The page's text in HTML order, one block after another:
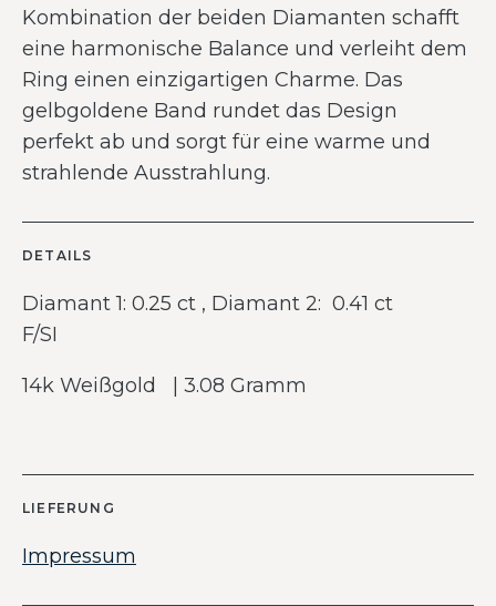
Kombination der beiden Diamanten schafft
eine harmonische Balance und verleiht dem
Ring einen einzigartigen Charme. Das
gelbgoldene Band rundet das Design
perfekt ab und sorgt für eine warme und
strahlende Ausstrahlung.
DETAILS
Diamant 1: 0.25 ct , Diamant 2: 0.41 ct
F/SI
14k Weißgold | 3.08 Gramm
LIEFERUNG
Impressum